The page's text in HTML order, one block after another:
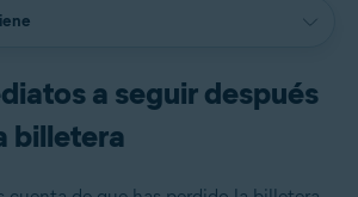
a seguir después
billetera